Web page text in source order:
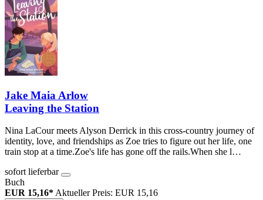
Jake Maia Arlow
Leaving the Station
Nina LaCour meets Alyson Derrick in this cross-country journey of
identity, love, and friendships as Zoe tries to figure out her life, one
train stop at a time.Zoe's life has gone off the rails.When she l…
sofort lieferbar
Buch
EUR 15,16*Aktueller Preis: EUR 15,16